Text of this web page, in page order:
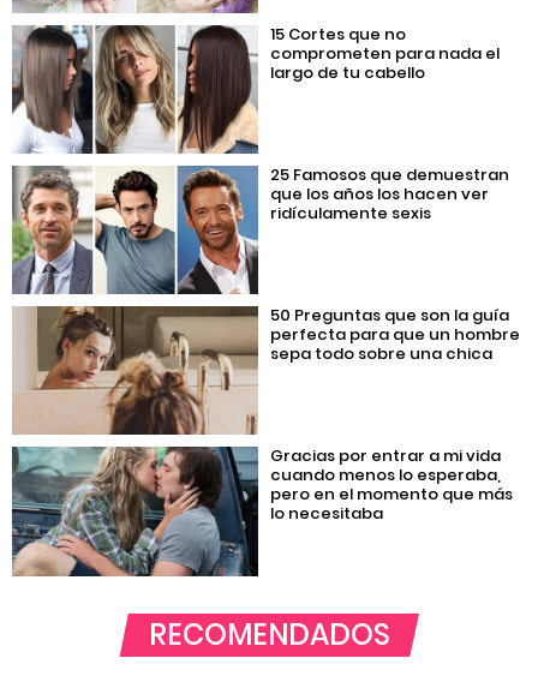
15 Cortes que no
comprometen para nada el
largo de tu cabello
25 Famosos que demuestran
que los años los hacen ver
ridículamente sexis
50 Preguntas que son la guía
perfecta para que un hombre
sepa todo sobre una chica
Gracias por entrar a mi vida
cuando menos lo esperaba,
pero en el momento que más
lo necesitaba
RECOMENDADOS